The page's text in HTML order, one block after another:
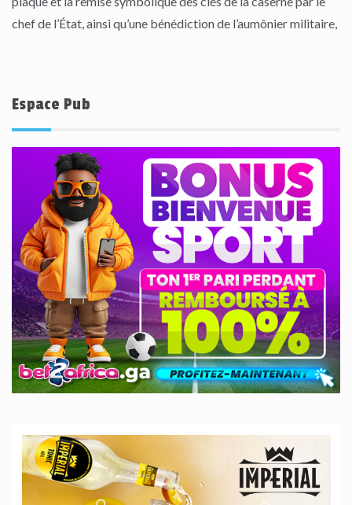
chef de l’État, ainsi qu’une bénédiction de l’aumônier militaire,
Espace Pub